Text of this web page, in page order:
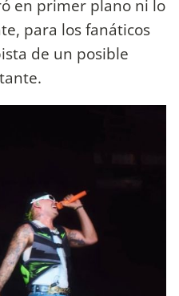
en primer plano ni lo
para los fanáticos
de un posible